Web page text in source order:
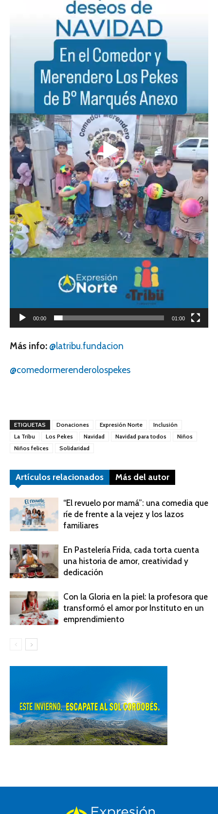
00:00 01:00
Más info: @latribu.fundacion
@comedormerenderolospekes
ETIQUETAS Donaciones Expresión Norte
Inclusión
La Tribu
Los Pekes Navidad Navidad para todos
Niños
Niños felices
Solidaridad
Artículos relacionados Más del autor
“El revuelo por mamá”: una comedia que
ríe de frente a la vejez y los lazos
familiares
En Pastelería Frida, cada torta cuenta
una historia de amor, creatividad y
dedicación
Con la Gloria en la piel: la profesora que
transformó el amor por Instituto en un
emprendimiento